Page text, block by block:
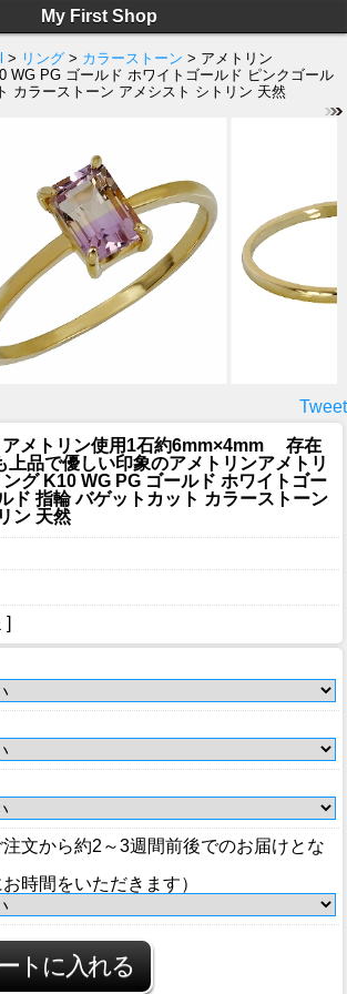
My First Shop
> リング > カラーストーン > アメトリン
WG PG ゴールド ホワイトゴールド ピンクゴール
カラーストーン アメシスト シトリン 天然
Tweet
アメトリン使用1石約6mm×4mm 存在
上品で優しい印象のアメトリンアメトリ
グ K10 WG PG ゴールド ホワイトゴー
ド 指輪 バゲットカット カラーストーン
ン 天然
]
文から約2～3週間前後でのお届けとな
時間をいただきます）